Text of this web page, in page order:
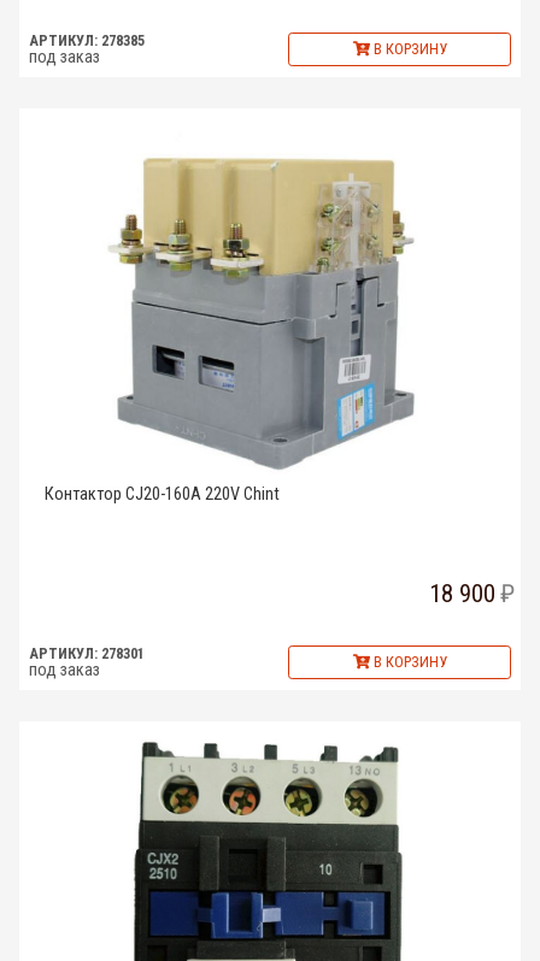
АРТИКУЛ: 278385
под заказ В КОРЗИНУ
Контактор CJ20-160A 220V Chint
18 900
АРТИКУЛ: 278301
под заказ В КОРЗИНУ